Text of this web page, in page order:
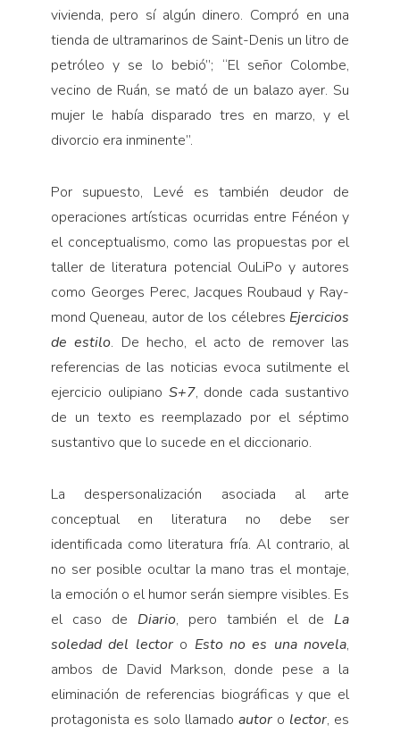
vivienda, pero sí al­gún dinero. Compró en una
tienda de ultramarinos de Saint-Denis un litro de
petróleo y se lo bebió”; “El señor Colombe,
vecino de Ruán, se mató de un balazo ayer. Su
mujer le había disparado tres en marzo, y el
divorcio era inminente”.
Por supuesto, Levé es también deudor de
operaciones artísticas ocurridas entre Fénéon y
el conceptualismo, como las propuestas por el
taller de literatura potencial OuLiPo y autores
como Georges Perec, Jacques Roubaud y Ray­
mond Queneau, autor de los céle­bres Ejercicios
de estilo. De hecho, el acto de remover las
referencias de las noticias evoca sutilmente el
ejercicio oulipiano S+7, donde cada sustantivo
de un texto es re­emplazado por el séptimo
sustanti­vo que lo sucede en el diccionario.
La despersonalización asocia­da al arte
conceptual en literatu­ra no debe ser
identificada como literatura fría. Al contrario, al
no ser posible ocultar la mano tras el montaje,
la emoción o el humor serán siempre visibles. Es
el caso de Diario, pero también el de La
soledad del lector o Esto no es una novela,
ambos de David Markson, donde pese a la
eliminación de referencias biográficas y que el
protagonista es solo llamadoautor o lector, es